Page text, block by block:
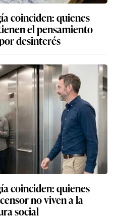
coinciden: quienes
el pensamiento
desinterés
coinciden: quienes
no viven a la
social